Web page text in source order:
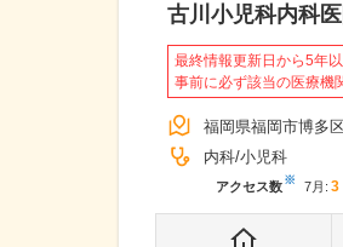
古川小児科内科
最終情報更新日から5年
事前に必ず該当の医療機
福岡県福岡市博多
内科 小児科
アクセス数※ 7月 : 3